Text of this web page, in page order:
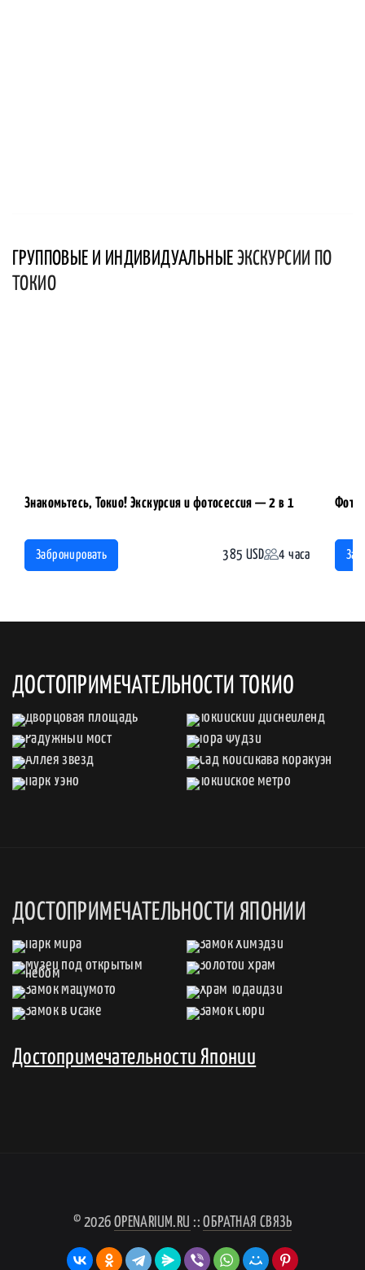
ГРУППОВЫЕ И ИНДИВИДУАЛЬНЫЕ ЭКСКУРСИИ ПО
ТОКИО
Знакомьтесь, Токио! Экскурсия и фотосессия — 2 в 1
Забронировать 385 USD 4 часа
ДОСТОПРИМЕЧАТЕЛЬНОСТИ ТОКИО
ДОСТОПРИМЕЧАТЕЛЬНОСТИ ЯПОНИИ
Достопримечательности Японии
© 2026 OPENARIUM.RU ::ОБРАТНАЯ СВЯЗЬ